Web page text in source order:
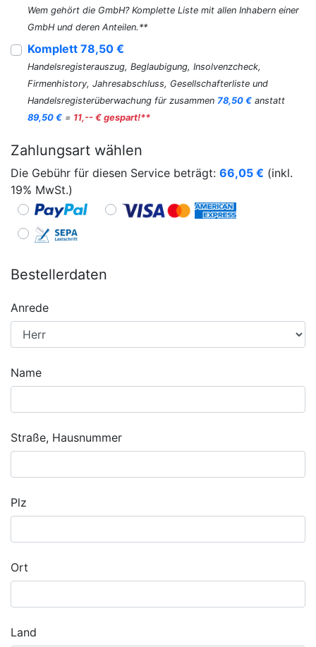
Wem gehört die GmbH? Komplette Liste mit allen Inhabern einer
GmbH und deren Anteilen.**
Komplett 78,50 €
Handelsregisterauszug, Beglaubigung, Insolvenzcheck,
Firmenhistory, Jahresabschluss, Gesellschafterliste und
Handelsregisterüberwachung für zusammen 78,50 € anstatt
89,50 € = 11,-- € gespart!**
Zahlungsart wählen
Die Gebühr für diesen Service beträgt: 66,05 € (inkl.
19% MwSt.)
Bestellerdaten
Anrede
Name
Straße, Hausnummer
Plz
Ort
Land